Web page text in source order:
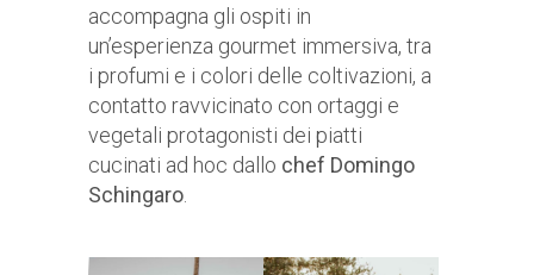
accompagna gli ospiti in
un’esperienza gourmet immersiva, tra
i profumi e i colori delle coltivazioni, a
contatto ravvicinato con ortaggi e
vegetali protagonisti dei piatti
cucinati ad hoc dallo chef Domingo
Schingaro